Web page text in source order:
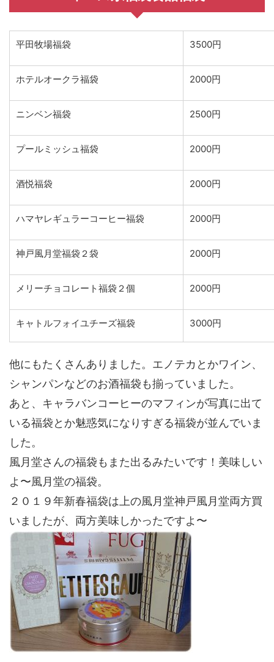
平田牧場福袋 3500円
ホテルオークラ福袋 2000円
ニンベン福袋 2500円
プールミッシュ福袋 2000円
酒悦福袋 2000円
ハマヤレギュラーコーヒー福袋 2000円
神戸風月堂福袋２袋 2000円
メリーチョコレート福袋２個 2000円
キャトルフォイユチーズ福袋 3000円
他にもたくさんありました。エノテカとかワイン、
シャンパンなどのお酒福袋も揃っていました。
あと、キャラバンコーヒーのマフィンが写真に出て
いる福袋とか魅惑気になりすぎる福袋が並んでいま
した。
風月堂さんの福袋もまた出るみたいです！美味しい
よ〜風月堂の福袋。
２０１９年新春福袋は上の風月堂神戸風月堂両方買
いましたが、両方美味しかったですよ〜